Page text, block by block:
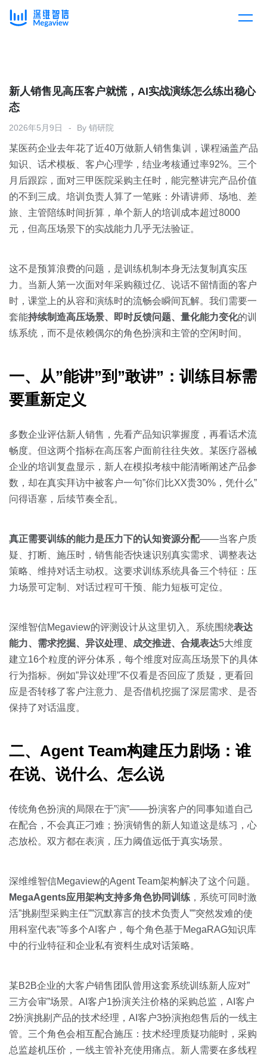
产品总览
产品集成
下载客户端
解决方案
按行业
消费医疗
教育
房地产
金融
按角色
销售人员
销售管理
按业务场景
交易跟进
培训辅导
客户案例
开放平台
定价
资源中心
资源中心
全部
白皮书
关于我们
预约演示
新人销售见高压客户就慌，AI实战演练怎么练出稳心
态
2026年5月9日 By 销研院
某医药企业去年花了近40万做新人销售集训，课程涵盖产品
知识、话术模板、客户心理学，结业考核通过率92%。三个
月后跟踪，面对三甲医院采购主任时，能完整讲完产品价值
的不到三成。培训负责人算了一笔账：外请讲师、场地、差
旅、主管陪练时间折算，单个新人的培训成本超过8000
元，但高压场景下的实战能力几乎无法验证。
这不是预算浪费的问题，是训练机制本身无法复制真实压
力。当新人第一次面对年采购额过亿、说话不留情面的客户
时，课堂上的从容和演练时的流畅会瞬间瓦解。我们需要一
套能持续制造高压场景、即时反馈问题、量化能力变化的训
练系统，而不是依赖偶尔的角色扮演和主管的空闲时间。
一、从”能讲”到”敢讲”：训练目标需
要重新定义
多数企业评估新人销售，先看产品知识掌握度，再看话术流
畅度。但这两个指标在高压客户面前往往失效。某医疗器械
企业的培训复盘显示，新人在模拟考核中能清晰阐述产品参
数，却在真实拜访中被客户一句”你们比XX贵30%，凭什么”
问得语塞，后续节奏全乱。
真正需要训练的能力是压力下的认知资源分配——当客户质
疑、打断、施压时，销售能否快速识别真实需求、调整表达
策略、维持对话主动权。这要求训练系统具备三个特征：压
力场景可定制、对话过程可干预、能力短板可定位。
深维智信Megaview的评测设计从这里切入。系统围绕表达
能力、需求挖掘、异议处理、成交推进、合规表达5大维度
建立16个粒度的评分体系，每个维度对应高压场景下的具体
行为指标。例如”异议处理”不仅看是否回应了质疑，更看回
应是否转移了客户注意力、是否借机挖掘了深层需求、是否
保持了对话温度。
二、Agent Team构建压力剧场：谁
在说、说什么、怎么说
传统角色扮演的局限在于”演”——扮演客户的同事知道自己
在配合，不会真正刁难；扮演销售的新人知道这是练习，心
态放松。双方都在表演，压力阈值远低于真实场景。
深维维智信Megaview的Agent Team架构解决了这个问题。
MegaAgents应用架构支持多角色协同训练 ，系统可同时激
活”挑剔型采购主任””沉默寡言的技术负责人””突然发难的使
用科室代表”等多个AI客户，每个角色基于MegaRAG知识库
中的行业特征和企业私有资料生成对话策略。
某B2B企业的大客户销售团队曾用这套系统训练新人应对”
三方会审”场景。AI客户1扮演关注价格的采购总监，AI客户
2扮演挑剔产品的技术经理，AI客户3扮演抱怨售后的一线主
管。三个角色会相互配合施压：技术经理质疑功能时，采购
总监趁机压价，一线主管补充使用痛点。新人需要在多线程